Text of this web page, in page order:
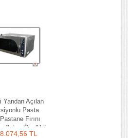
Yandan Açılan
Pasta
Fırını
Buhar Özellikli
TL